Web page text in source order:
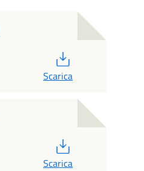
Scarica
Scarica